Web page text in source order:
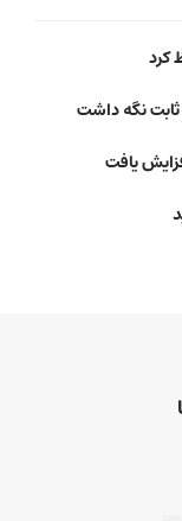
ثابت نگه داشت
یافت